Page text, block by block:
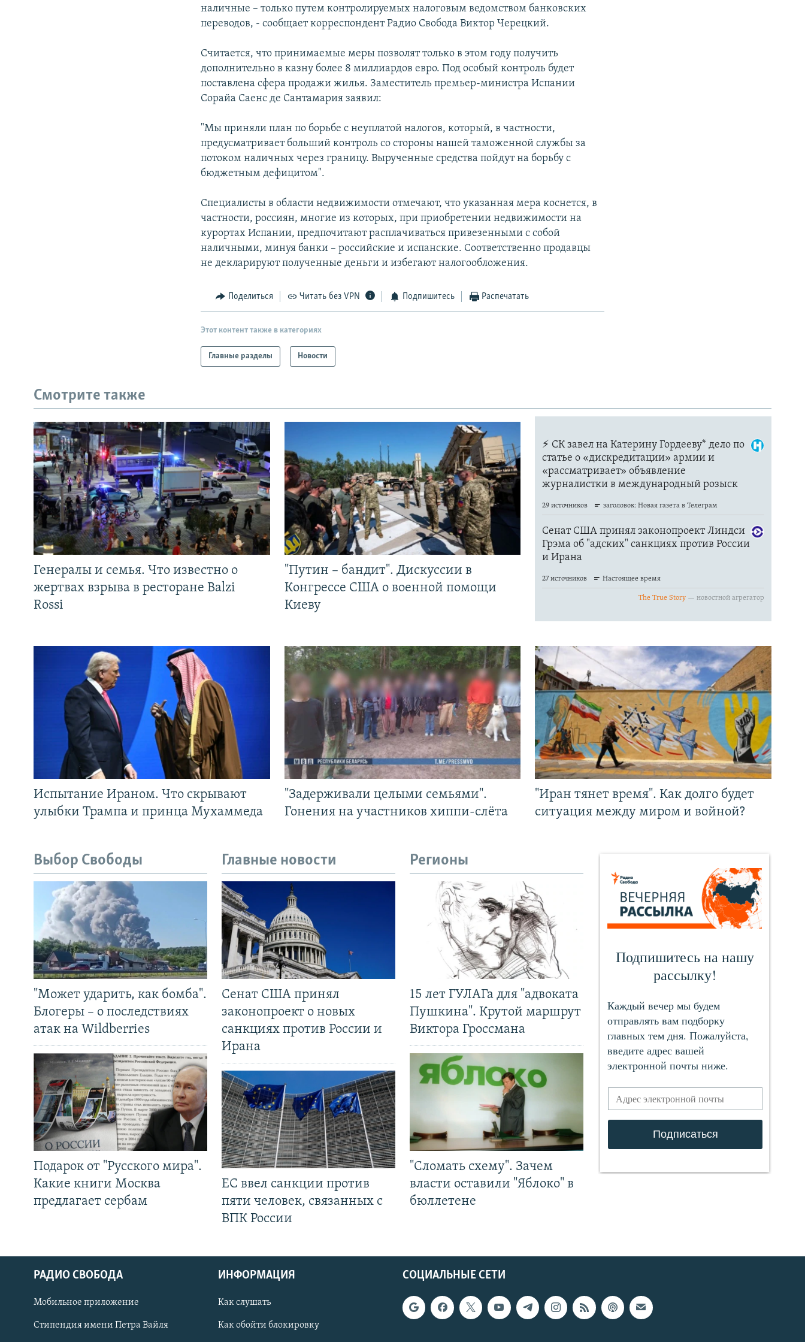
СОЦИАЛЬНЫЕ СЕТИ
наличные – только путем контролируемых налоговым ведомством банковских
переводов, - сообщает корреспондент Радио Свобода Виктор Черецкий.
Считается, что принимаемые меры позволят только в этом году получить
дополнительно в казну более 8 миллиардов евро. Под особый контроль будет
поставлена сфера продажи жилья. Заместитель премьер-министра Испании
Сорайа Саенс де Сантамария заявил:
"Мы приняли план по борьбе с неуплатой налогов, который, в частности,
предусматривает больший контроль со стороны нашей таможенной службы за
потоком наличных через границу. Вырученные средства пойдут на борьбу с
бюджетным дефицитом".
Специалисты в области недвижимости отмечают, что указанная мера коснется, в
частности, россиян, многие из которых, при приобретении недвижимости на
курортах Испании, предпочитают расплачиваться привезенными с собой
наличными, минуя банки – российские и испанские. Соответственно продавцы
не декларируют полученные деньги и избегают налогообложения.
Поделиться Читать без VPN Подпишитесь Распечатать
Этот контент также в категориях
Главные разделы Новости
Смотрите также
Генералы и семья. Что известно о
жертвах взрыва в ресторане Balzi
Rossi
"Путин – бандит". Дискуссии в
Конгрессе США о военной помощи
Киеву
Испытание Ираном. Что скрывают
улыбки Трампа и принца Мухаммеда
"Задерживали целыми семьями".
Гонения на участников хиппи-слёта
"Иран тянет время". Как долго будет
ситуация между миром и войной?
Выбор Свободы
"Может ударить, как бомба".
Блогеры – о последствиях
атак на Wildberries
Подарок от "Русского мира".
Какие книги Москва
предлагает сербам
Главные новости
Сенат США принял
законопроект о новых
санкциях против России и
Ирана
ЕС ввел санкции против
пяти человек, связанных с
ВПК России
Регионы
15 лет ГУЛАГа для "адвоката
Пушкина". Крутой маршрут
Виктора Гроссмана
"Сломать схему". Зачем
власти оставили "Яблоко" в
бюллетене
СОЦИАЛЬНЫЕ СЕТИ
РАДИО СВОБОДА
Мобильное приложение
Стипендия имени Петра Вайля
ИНФОРМАЦИЯ
Как слушать
Как обойти блокировку